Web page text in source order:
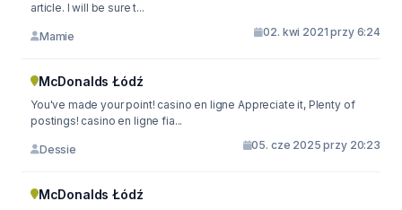
article. I will be sure t...
Mamie 02. kwi 2021 przy 6:24
McDonalds Łódź
You've made your point! casino en ligne Appreciate it, Plenty of
postings! casino en ligne fia...
Dessie 05. cze 2025 przy 20:23
McDonalds Łódź